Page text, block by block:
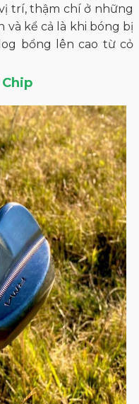
trí, thậm chí ở những
và kể cả là khi bóng bị
bổng lên cao từ cỏ